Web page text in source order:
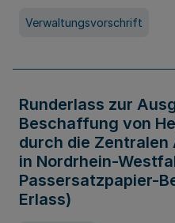
Verwaltungsvorschrift
Runderlass zur
Beschaffung von
durch die Zentralen
in Nordrhein-
Passersatzpapier-
Erlass)